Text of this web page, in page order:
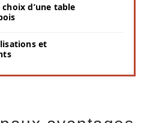
d’une table
et